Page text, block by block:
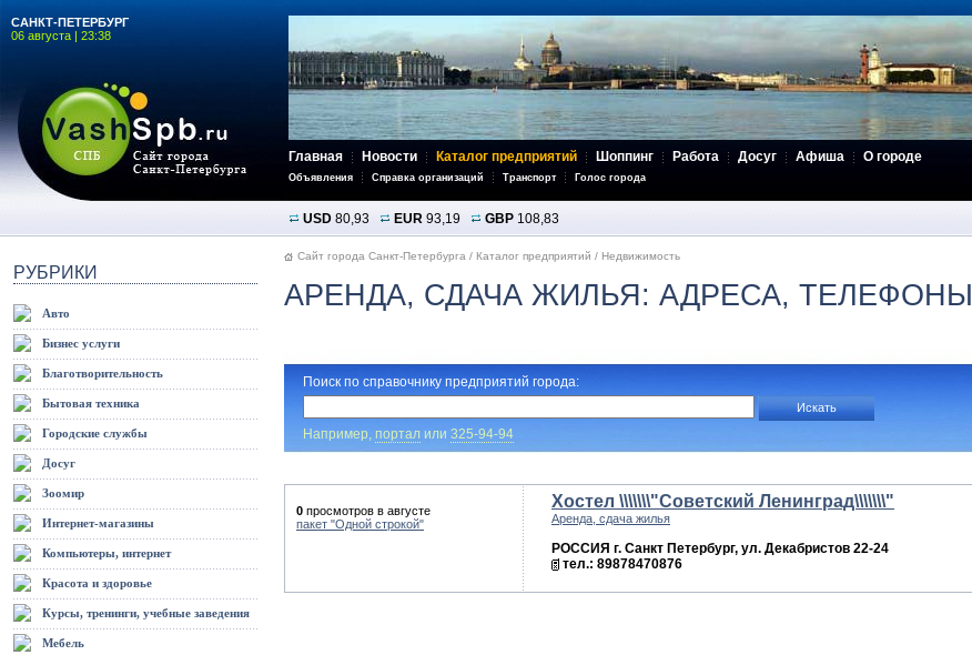
САНКТ-ПЕТЕРБУРГ
06 августа | 23:38
Главная Новости Каталог предприятий Шоппинг Работа Досуг Афиша О городе
Объявления Справка организаций Транспорт Голос города
USD 80,93 EUR 93,19 GBP 108,83
РУБРИКИ
Авто
Бизнес услуги
Благотворительность
Бытовая техника
Городские службы
Досуг
Зоомир
Интернет-магазины
Компьютеры, интернет
Красота и здоровье
Курсы, тренинги, учебные заведения
Мебель
Сайт города Санкт-Петербурга / Каталог предприятий / Недвижимость
АРЕНДА, СДАЧА ЖИЛЬЯ: АДРЕСА, ТЕЛЕФОНЫ
Поиск по справочнику предприятий города:
Например, портал или 325-94-94
0 просмотров в августе
пакет "Одной строкой"
Хостел \\\\\\\"Советский Ленинград\\\\\\\"
Аренда, сдача жилья
РОССИЯ г. Санкт Петербург, ул. Декабристов 22-24
тел.: 89878470876